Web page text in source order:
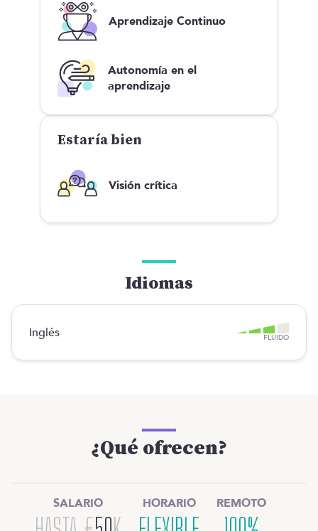
Aprendizaje Continuo
Autonomía en el
aprendizaje
Estaría bien
Visión crítica
Idiomas
Inglés FLUIDO
¿Qué ofrecen?
SALARIO HORARIO REMOTO